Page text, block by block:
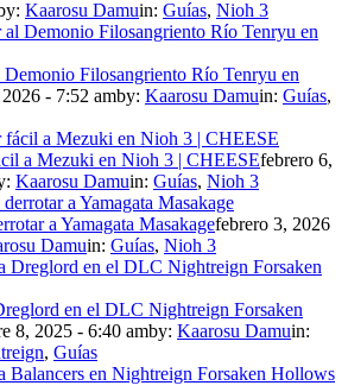
Kaarosu Damuin: Guías, Nioh 3
Filosangriento Río Tenryu en
- 7:52 amby: Kaarosu Damuin: Guías,
a Mezuki en Nioh 3 | CHEESEfebrero 6,
Kaarosu Damuin: Guías, Nioh 3
a Yamagata Masakagefebrero 3, 2026
Damuin: Guías, Nioh 3
en el DLC Nightreign Forsaken
8, 2025 - 6:40 amby: Kaarosu Damuin:
, Guías